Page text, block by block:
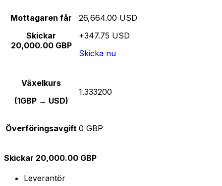
Mottagaren får
Skickar
20,000.00 GBP
26,664.00 USD
+347.75 USD
Skicka nu
Växelkurs
(1GBP → USD)
1.333200
Överföringsavgift 0 GBP
Skickar 20,000.00 GBP
Leverantör